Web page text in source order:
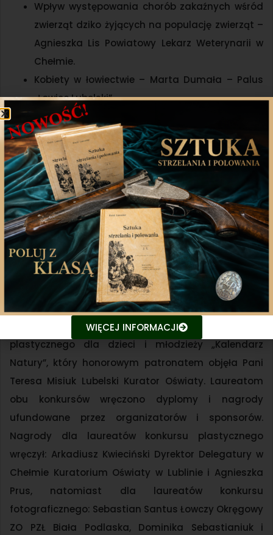
Wpływ występowania chorób zakaźnych wśród
zwierząt dziko żyjących na populację zwierząt –
Agnieszka Lis Powiatowy Lekarz Weterynarii w
Chełmie.
Kobiety w łowiectwie – Marta Dumała – Palus
„Łowiec Lubelski”.
Zróżnicowanie masy ciała i jakości poroża u
samców sarny europejskiej na terenie okręgu
chełmskiego – Aleksandra Sawicka, Mirosław
Sawicki ZO PZŁ w Chełmie.
Inwentaryzacja, monitoring i czynna ochrona
zwierząt w parkach krajobrazowych
województwa lubelskiego -Paweł Łapiński
Dyrektor Zespołu Lubelskich Parków
Krajobrazowych.
W przerwie konferencji odbyło się podsumowanie
konkursu fotograficznego „Przyrodnicze łowiska” i
plastycznego dla dzieci i młodzieży „Kalendarz
Natury”, który honorowym patronatem objęła Pani
Teresa Misiuk Lubelski Kurator Oświaty. Laureatom
obu konkursów wręczono dyplomy i nagrody
ufundowane przez organizatorów i sponsorów.
Nagrody dla laureatów konkursu plastycznego
wręczył: Arkadiusz Kwieciński Dyrektor Delegatury w
Chełmie Kuratorium Oświaty w Lublinie i Agnieszka
Prus, natomiast dla laureatów konkursu
fotograficznego: Sebastian Santus Łowczy Okręgowy
ZO PZŁ Biała Podlaska, Dominika Sebastianiuk i
WIĘCEJ INFORMACJI